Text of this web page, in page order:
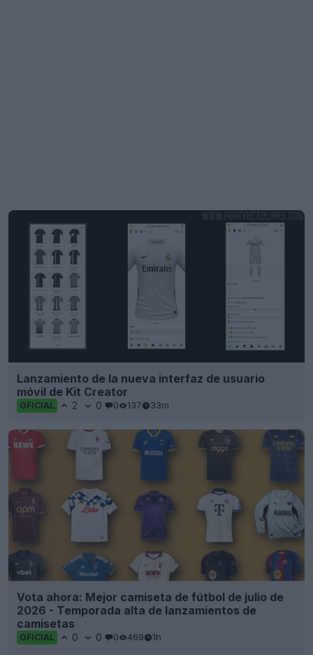
Lanzamiento de la nueva interfaz de usuario
móvil de Kit Creator
OFICIAL 2 0 0 137 33m
Vota ahora: Mejor camiseta de fútbol de julio de
2026 - Temporada alta de lanzamientos de
camisetas
OFICIAL 0 0 0 469 1h